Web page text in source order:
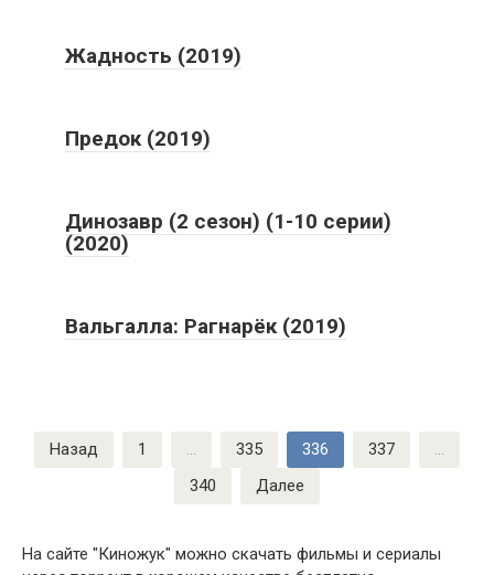
Жадность (2019)
Предок (2019)
Динозавр (2 сезон) (1-10 серии)
(2020)
Вальгалла: Рагнарёк (2019)
Пагинация
записей
Назад 1 … 335 336 337
…
340
Далее
На сайте "Киножук" можно скачать фильмы и сериалы